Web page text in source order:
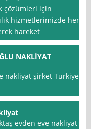
çözümleri için
hizmetlerimizde her
hareket
NAKLİYAT
nakliyat şirket Türkiye
evden eve nakliyat